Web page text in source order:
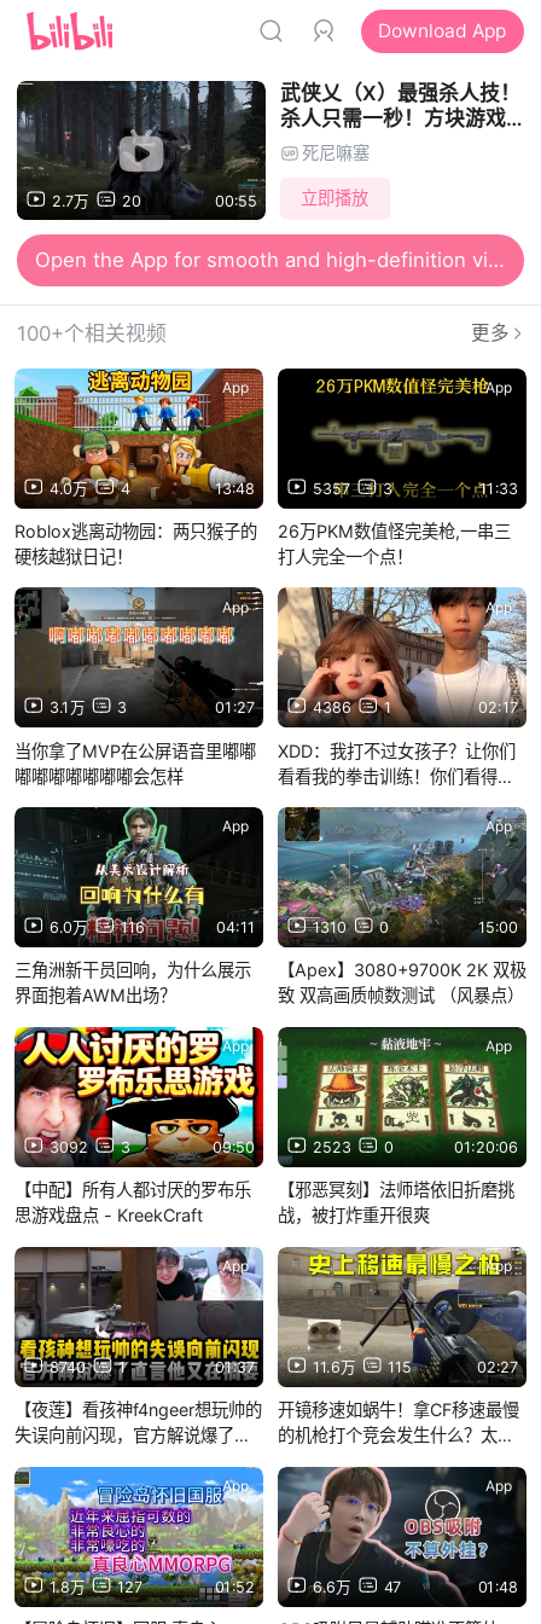
Download App
2.7万 20 00:55
武侠乂（X）最强杀人技！
杀人只需一秒！方块游戏
武侠乂 高清60帧
死尼嘛塞
立即播放
Open the App for smooth and high-definition viewing
100+个相关视频 更多
4.0万 4 13:48
App
Roblox逃离动物园：两只猴子的
硬核越狱日记！
5357 3 11:33
App
26万PKM数值怪完美枪,一串三
打人完全一个点！
3.1万 3 01:27
App
当你拿了MVP在公屏语音里嘟嘟
嘟嘟嘟嘟嘟嘟嘟会怎样
4386 1 02:17
App
XDD：我打不过女孩子？让你们
看看我的拳击训练！你们看得见
6.0万 116 04:11
App
三角洲新干员回响，为什么展示
界面抱着AWM出场？
1310 0 15:00
App
【Apex】3080+9700K 2K 双极
致 双高画质帧数测试 （风暴点）
3092 3 09:50
App
【中配】所有人都讨厌的罗布乐
思游戏盘点 - KreekCraft
2523 0 01:20:06
App
【邪恶冥刻】法师塔依旧折磨挑
战，被打炸重开很爽
8740 1 01:37
App
【夜莲】看孩神f4ngeer想玩帅的
失误向前闪现，官方解说爆了直
11.6万 115 02:27
App
开镜移速如蜗牛！拿CF移速最慢
的机枪打个竞会发生什么？太折
1.8万 127 01:52
App
6.6万 47 01:48
App